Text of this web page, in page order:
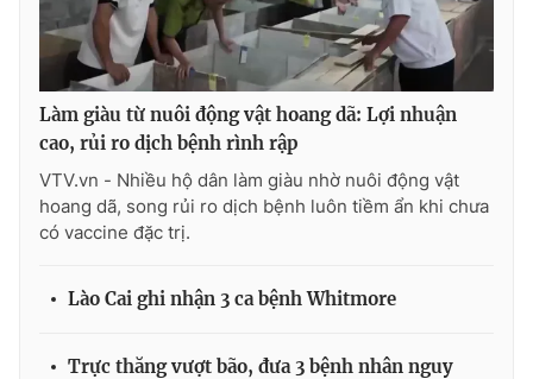
Ðiện thoại Thời báo VTV: 024.66 897 897
Email:toasoan@vtv.vn
Liên hệ quảng cáo:
024-7300.7108
Làm giàu từ nuôi động vật hoang dã: Lợi nhuận
cao, rủi ro dịch bệnh rình rập
VTV.vn - Nhiều hộ dân làm giàu nhờ nuôi động vật
hoang dã, song rủi ro dịch bệnh luôn tiềm ẩn khi chưa
có vaccine đặc trị.
Lào Cai ghi nhận 3 ca bệnh Whitmore
Trực thăng vượt bão, đưa 3 bệnh nhân nguy